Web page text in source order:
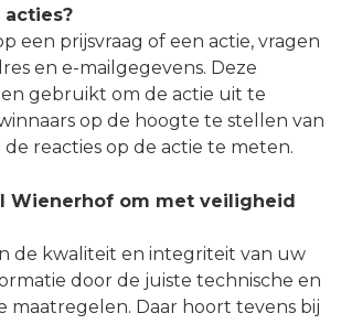
acties?
een prijsvraag of een actie, vragen
en e-mailgegevens. Deze
gebruikt om de actie uit te
op de hoogte te stellen van
de reacties op de actie te meten.
Wienerhof om met veiligheid
de kwaliteit en integriteit van uw
door de juiste technische en
maatregelen. Daar hoort tevens bij